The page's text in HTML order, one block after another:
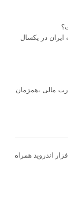
ایران در یکسال
مالی ،همزمان
اندروید همراه